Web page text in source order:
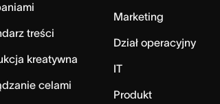
treści
kreatywna
celami
Marketing
Dział operacyjny
IT
Produkt